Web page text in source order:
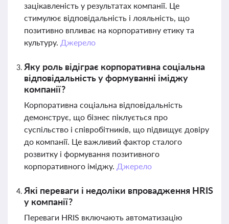
зацікавленість у результатах компанії. Це
стимулює відповідальність і лояльність, що
позитивно впливає на корпоративну етику та
культуру. Джерело
Яку роль відіграє корпоративна соціальна
відповідальність у формуванні іміджу
компанії?
Корпоративна соціальна відповідальність
демонструє, що бізнес піклується про
суспільство і співробітників, що підвищує довіру
до компанії. Це важливий фактор сталого
розвитку і формування позитивного
корпоративного іміджу. Джерело
Які переваги і недоліки впровадження HRIS
у компанії?
Переваги HRIS включають автоматизацію